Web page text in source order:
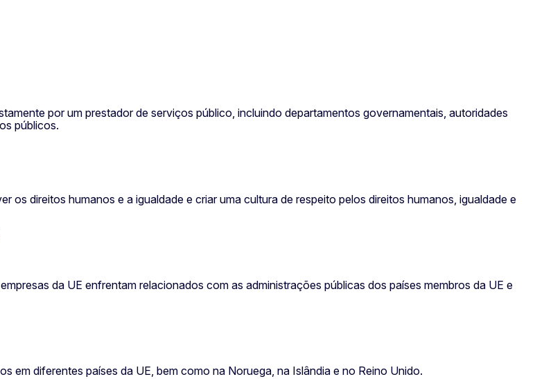
por um prestador de serviços público, incluindo departamentos governamentais, autoridades
públicos.
os direitos humanos e a igualdade e criar uma cultura de respeito pelos direitos humanos, igualdade e
da UE enfrentam relacionados com as administrações públicas dos países membros da UE e
em diferentes países da UE, bem como na Noruega, na Islândia e no Reino Unido.